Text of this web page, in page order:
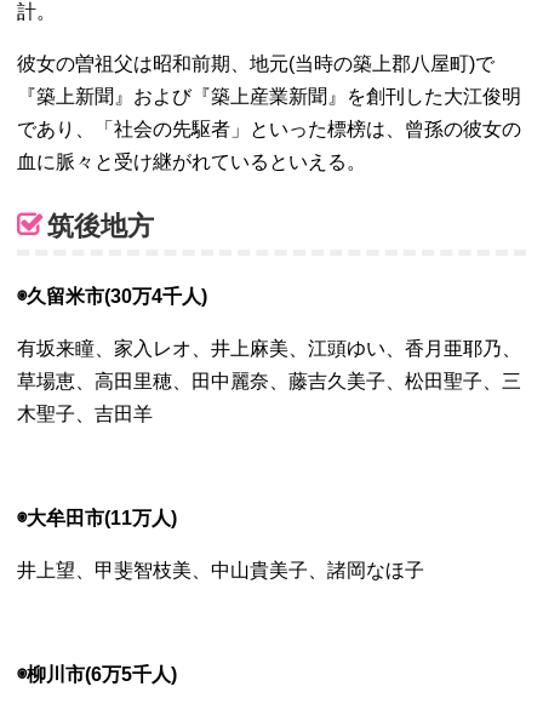
計。
彼女の曽祖父は昭和前期、地元(当時の築上郡八屋町)で
『築上新聞』および『築上産業新聞』を創刊した大江俊明
であり、「社会の先駆者」といった標榜は、曾孫の彼女の
血に脈々と受け継がれているといえる。
筑後地方
◉久留米市(30万4千人)
有坂来瞳、家入レオ、井上麻美、江頭ゆい、香月亜耶乃、
草場恵、高田里穂、田中麗奈、藤吉久美子、松田聖子、三
木聖子、吉田羊
◉大牟田市(11万人)
井上望、甲斐智枝美、中山貴美子、諸岡なほ子
◉柳川市(6万5千人)